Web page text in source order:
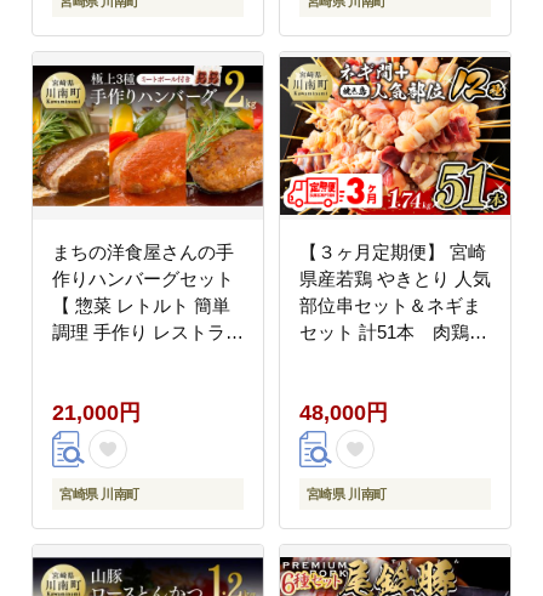
まちの洋食屋さんの手
作りハンバーグセット
【 惣菜 レトルト 簡単
調理 手作り レストラン
21,000円
宮崎県 川南町
【３ヶ月定期便】 宮崎
県産若鶏 やきとり 人気
部位串セット＆ネギま
セット 計51本 肉鶏鶏
鶏焼鳥やきとりグラン
ピングBBQキャンプ鶏
肉送料無料鶏肉
[D07805t3]
48,000円
宮崎県 川南町